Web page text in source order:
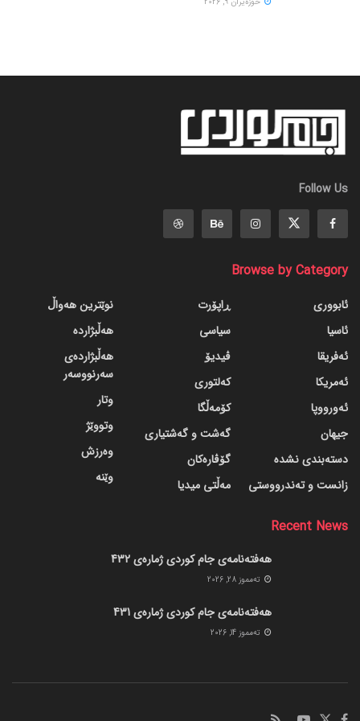
Follow Us
Browse by Category
ئابووری
ئاسیا
ئەفریقا
ئەمریکا
ئەورووپا
جیهان
دسته‌بندی نشده
زانست و تەندرووستی
ڕاپۆرت
سیاسی
ڤیدیۆ
کەلتوری
کۆمەڵگا
گه‌شت و گه‌شتیاری
گۆڤاره‌کان
مەڵتی میدیا
نوێترین هەواڵ
هەڵبژاردە
هەڵبژاردەی
سەرنووسەر
وتار
وتووێژ
وەرزش
وێنە
Recent News
هەفتەنامەی جام کوردی ژمارەی 432
ته‌مموز 28, 2026
هەفتەنامەی جام کوردی ژمارەی 431
ته‌مموز 14, 2026